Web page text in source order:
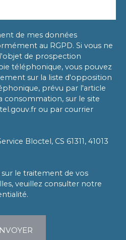
de mes données
au RGPD. Si vous ne
de prospection
téléphonique, vous pouvez
sur la liste d'opposition
prévu par l'article
consommation, sur le site
ou par courrier
Bloctel, CS 61311, 41013
le traitement de vos
veuillez consulter notre
.